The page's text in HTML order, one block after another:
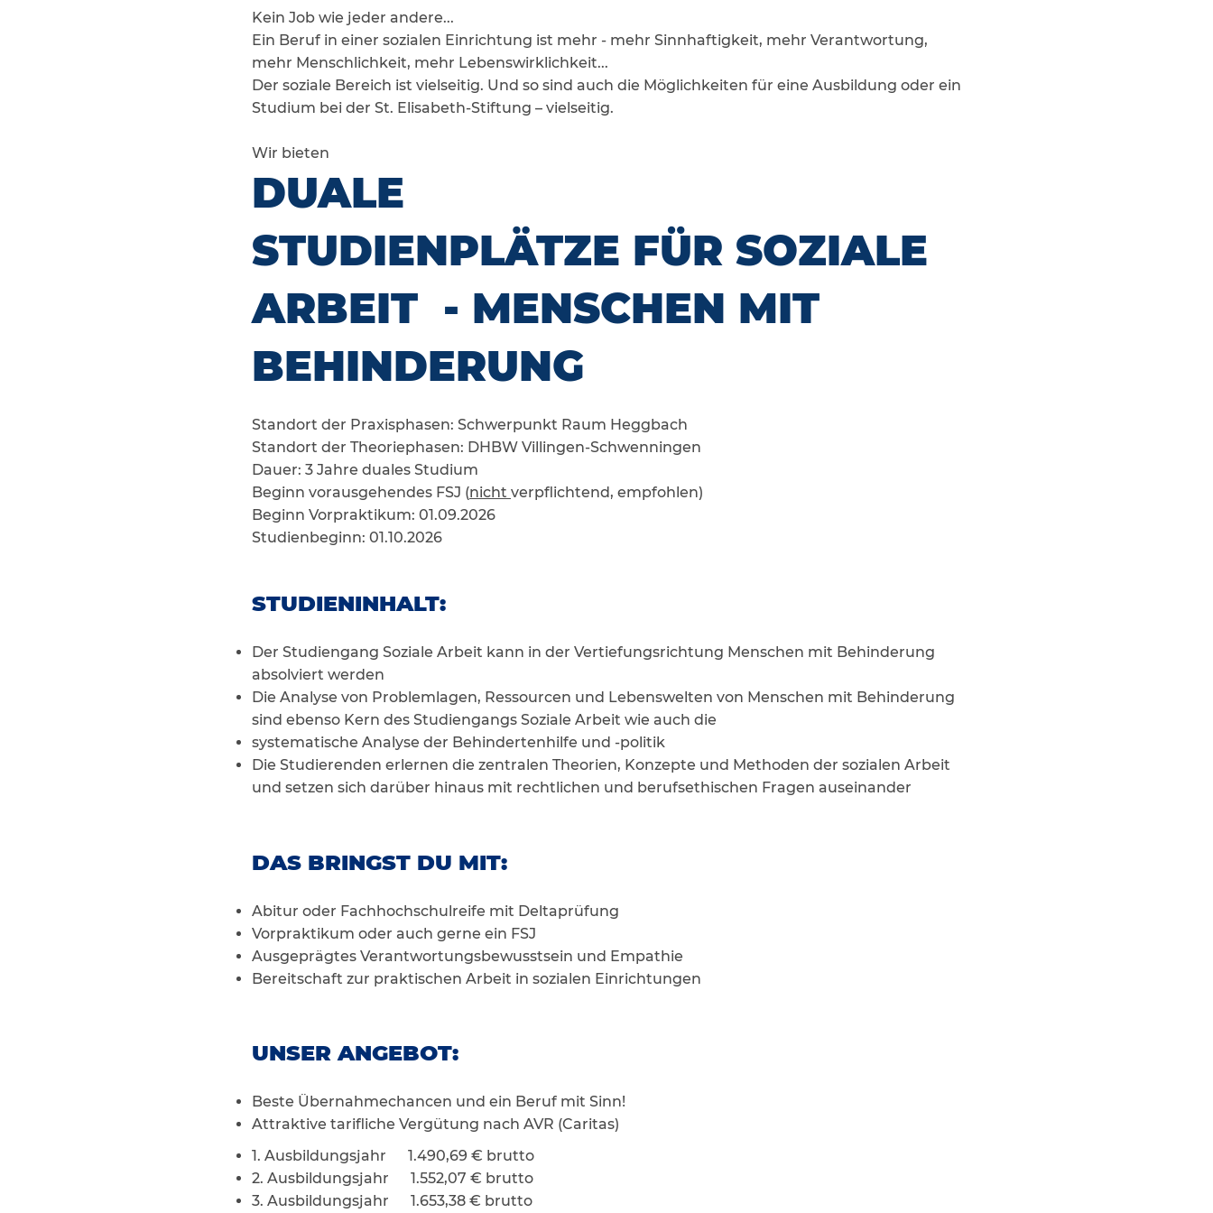
Kein Job wie jeder andere...
Ein Beruf in einer sozialen Einrichtung ist mehr - mehr Sinnhaftigkeit, mehr Verantwortung,
mehr Menschlichkeit, mehr Lebenswirklichkeit...
Der soziale Bereich ist vielseitig. Und so sind auch die Möglichkeiten für eine Ausbildung oder ein
Studium bei der St. Elisabeth-Stiftung – vielseitig.
Wir bieten
DUALE
STUDIENPLÄTZE FÜR SOZIALE
ARBEIT - MENSCHEN MIT
BEHINDERUNG
Standort der Praxisphasen: Schwerpunkt Raum Heggbach
Standort der Theoriephasen: DHBW Villingen-Schwenningen
Dauer: 3 Jahre duales Studium
Beginn vorausgehendes FSJ (nicht verpflichtend, empfohlen)
Beginn Vorpraktikum: 01.09.2026
Studienbeginn: 01.10.2026
STUDIENINHALT:
Der Studiengang Soziale Arbeit kann in der Vertiefungsrichtung Menschen mit Behinderung
absolviert werden
Die Analyse von Problemlagen, Ressourcen und Lebenswelten von Menschen mit Behinderung
sind ebenso Kern des Studiengangs Soziale Arbeit wie auch die
systematische Analyse der Behindertenhilfe und -politik
Die Studierenden erlernen die zentralen Theorien, Konzepte und Methoden der sozialen Arbeit
und setzen sich darüber hinaus mit rechtlichen und berufsethischen Fragen auseinander
DAS BRINGST DU MIT:
Abitur oder Fachhochschulreife mit Deltaprüfung
Vorpraktikum oder auch gerne ein FSJ
Ausgeprägtes Verantwortungsbewusstsein und Empathie
Bereitschaft zur praktischen Arbeit in sozialen Einrichtungen
UNSER ANGEBOT:
Beste Übernahmechancen und ein Beruf mit Sinn!
Attraktive tarifliche Vergütung nach AVR (Caritas)
1. Ausbildungsjahr 1.490,69 € brutto
2. Ausbildungsjahr 1.552,07 € brutto
3. Ausbildungsjahr 1.653,38 € brutto